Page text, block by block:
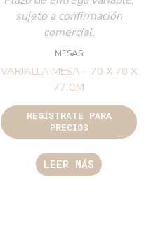
sujeto a confirmación
comercial.
MESAS
VARJALLA MESA – 70 X 70 X
77 CM
REGÍSTRATE PARA
PRECIOS
LEER MÁS